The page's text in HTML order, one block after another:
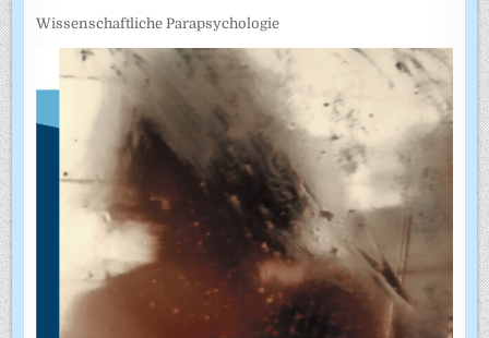
Wissenschaftliche Parapsychologie